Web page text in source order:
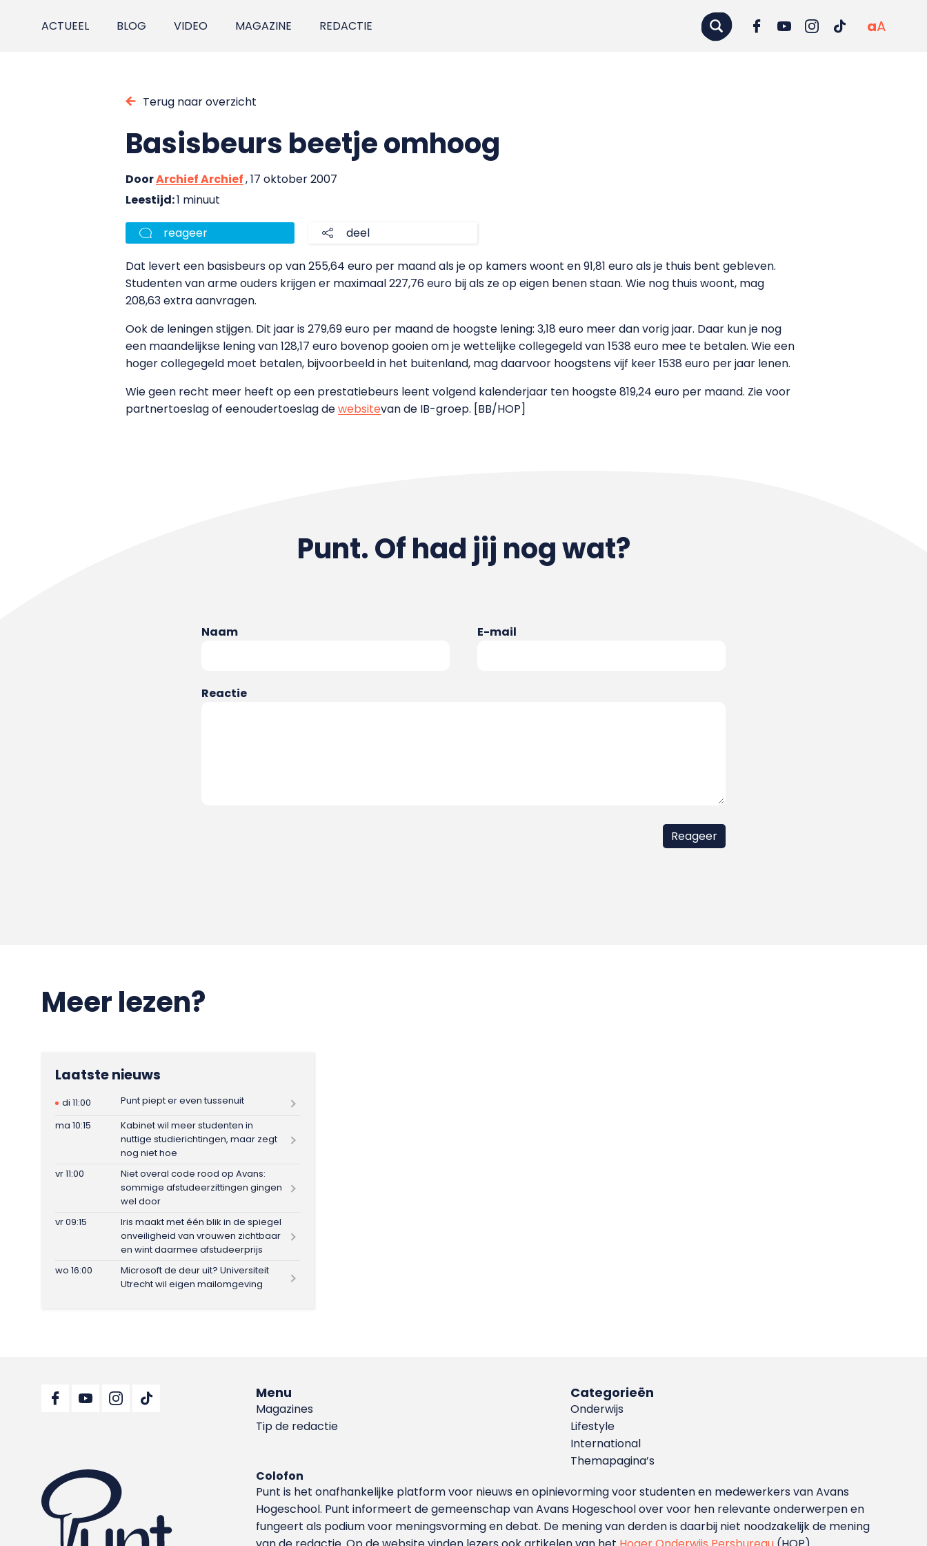
ACTUEEL BLOG VIDEO MAGAZINE REDACTIE aA
Terug naar overzicht
Basisbeurs beetje omhoog
DoorArchief Archief, 17 oktober 2007
Leestijd:1 minuut
reageer deel
Dat levert een basisbeurs op van 255,64 euro per maand als je op kamers woont en 91,81 euro als je thuis bent gebleven.
Studenten van arme ouders krijgen er maximaal 227,76 euro bij als ze op eigen benen staan. Wie nog thuis woont, mag
208,63 extra aanvragen.
Ook de leningen stijgen. Dit jaar is 279,69 euro per maand de hoogste lening: 3,18 euro meer dan vorig jaar. Daar kun je nog
een maandelijkse lening van 128,17 euro bovenop gooien om je wettelijke collegegeld van 1538 euro mee te betalen. Wie een
hoger collegegeld moet betalen, bijvoorbeeld in het buitenland, mag daarvoor hoogstens vijf keer 1538 euro per jaar lenen.
Wie geen recht meer heeft op een prestatiebeurs leent volgend kalenderjaar ten hoogste 819,24 euro per maand. Zie voor
partnertoeslag of eenoudertoeslag dewebsitevan de IB-groep. [BB/HOP]
Punt. Of had jij nog wat?
Naam E-mail
Reactie
Meer lezen?
Laatste nieuws
di 11:00
Punt piept er even tussenuit
ma 10:15
Kabinet wil meer studenten in
nuttige studierichtingen, maar zegt
nog niet hoe
vr 11:00
Niet overal code rood op Avans:
sommige afstudeerzittingen gingen
wel door
vr 09:15
Iris maakt met één blik in de spiegel
onveiligheid van vrouwen zichtbaar
en wint daarmee afstudeerprijs
wo 16:00
Microsoft de deur uit? Universiteit
Utrecht wil eigen mailomgeving
Menu
Magazines
Tip de redactie
Categorieën
Onderwijs
Lifestyle
International
Themapagina’s
Colofon
Punt is het onafhankelijke platform voor nieuws en opinievorming voor studenten en medewerkers van Avans
Hoge­school. Punt informeert de gemeenschap van Avans Hogeschool over voor hen relevante onderwerpen en
fungeert als podium voor meningsvorming en debat. De mening van derden is daarbij niet noodzakelijk de mening